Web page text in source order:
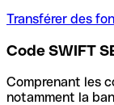
Transférer des
Code SWIFT
Comprenant les
notamment la